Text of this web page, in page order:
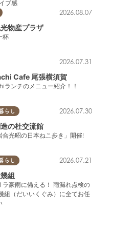
ブ感
2026.08.07
物産プラザ
杯
2026.07.31
Cafe 尾張横須賀
ランチのメニュー紹介！！
らし 2026.07.30
の杜交流館
合光昭の日本ねこ歩き」開催!
らし 2026.07.21
幾組
ラ豪雨に備える！ 雨漏れ点検の
組（だいいくぐみ）に全てお任